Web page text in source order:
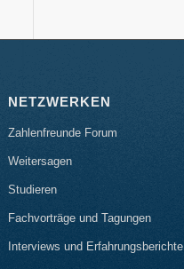
NETZWERKEN
Zahlenfreunde Forum
Weitersagen
Studieren
Fachvorträge und Tagungen
Interviews und Erfahrungsberichte